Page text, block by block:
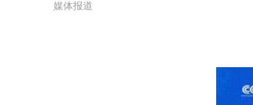
媒体报道